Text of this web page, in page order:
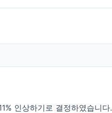
인상하기로 결정하였습니다.